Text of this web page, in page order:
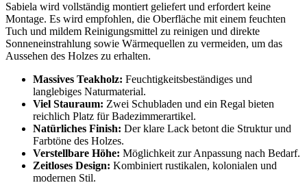
Sabiela wird vollständig montiert geliefert und erfordert keine
Montage. Es wird empfohlen, die Oberfläche mit einem feuchten
Tuch und mildem Reinigungsmittel zu reinigen und direkte
Sonneneinstrahlung sowie Wärmequellen zu vermeiden, um das
Aussehen des Holzes zu erhalten.
Massives Teakholz: Feuchtigkeitsbeständiges und
langlebiges Naturmaterial.
Viel Stauraum: Zwei Schubladen und ein Regal bieten
reichlich Platz für Badezimmerartikel.
Natürliches Finish: Der klare Lack betont die Struktur und
Farbtöne des Holzes.
Verstellbare Höhe: Möglichkeit zur Anpassung nach Bedarf.
Zeitloses Design: Kombiniert rustikalen, kolonialen und
modernen Stil.